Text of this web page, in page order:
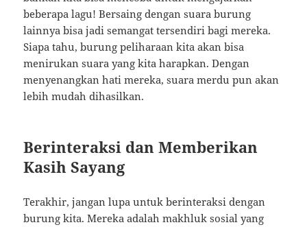
beberapa lagu! Bersaing dengan suara burung
lainnya bisa jadi semangat tersendiri bagi mereka.
Siapa tahu, burung peliharaan kita akan bisa
menirukan suara yang kita harapkan. Dengan
menyenangkan hati mereka, suara merdu pun akan
lebih mudah dihasilkan.
Berinteraksi dan Memberikan
Kasih Sayang
Terakhir, jangan lupa untuk berinteraksi dengan
burung kita. Mereka adalah makhluk sosial yang